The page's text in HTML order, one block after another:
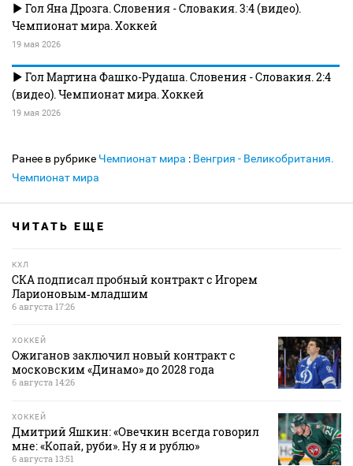
Гол Яна Дрозга. Словения - Словакия. 3:4 (видео).
Чемпионат мира. Хоккей
19 мая 2026
Гол Мартина Фашко-Рудаша. Словения - Словакия. 2:4
(видео). Чемпионат мира. Хоккей
19 мая 2026
Ранее в рубрике Чемпионат мира : Венгрия - Великобритания.
Чемпионат мира
ЧИТАТЬ ЕЩЕ
КХЛ
СКА подписал пробный контракт с Игорем
Ларионовым‑младшим
6 августа 17:26
ХОККЕЙ
Ожиганов заключил новый контракт с
московским «Динамо» до 2028 года
6 августа 14:26
ХОККЕЙ
Дмитрий Яшкин: «Овечкин всегда говорил
мне: «Копай, руби». Ну я и рублю»
6 августа 13:51